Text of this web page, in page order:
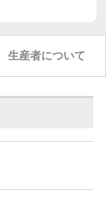
生産者について